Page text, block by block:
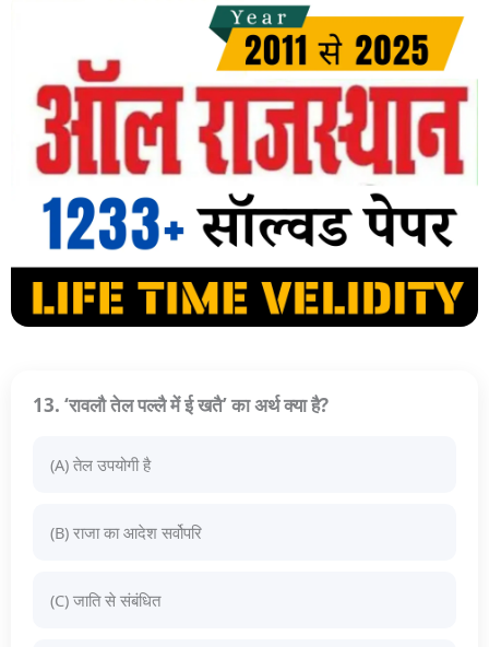
13. ‘रावलौ तेल पल्लै में ई खतै’ का अर्थ क्या है?
(A) तेल उपयोगी है
(B) राजा का आदेश सर्वोपरि
(C) जाति से संबंधित